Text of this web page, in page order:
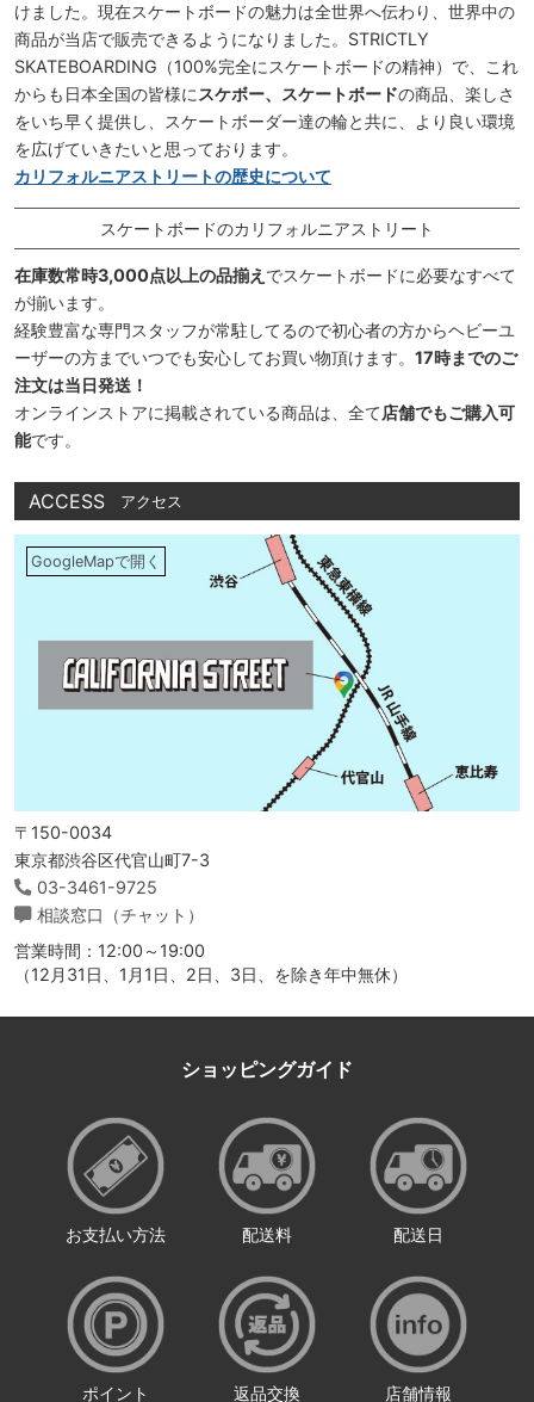
けました。現在スケートボードの魅力は全世界へ伝わり、世界中の
商品が当店で販売できるようになりました。STRICTLY
SKATEBOARDING（100%完全にスケートボードの精神）で、これ
からも日本全国の皆様に スケボー、スケートボードの商品、楽しさ
をいち早く提供し、スケートボーダー達の輪と共に、より良い環境
を広げていきたいと思っております。
カリフォルニアストリートの歴史について
スケートボードのカリフォルニアストリート
在庫数常時3,000点以上の品揃え でスケートボードに必要なすべて
が揃います。
経験豊富な専門スタッフが常駐してるので初心者の方からヘビーユ
ーザーの方までいつでも安心してお買い物頂けます。 17時までのご
注文は当日発送！
オンラインストアに掲載されている商品は、全て店舗でもご購入可
能です。
ACCESS アクセス
GoogleMapで開く
〒150-0034
東京都渋谷区代官山町7-3
03-3461-9725
相談窓口（チャット）
営業時間：12:00～19:00
（12月31日、1月1日、2日、3日、を除き年中無休）
ショッピングガイド
お支払い方法 配送料 配送日
ポイント 返品交換 店舗情報